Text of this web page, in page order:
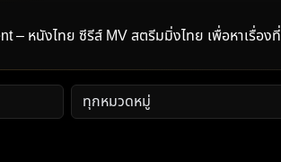
– หนังไทย ซีรีส์ MV สตรีมมิ่งไทย เพื่อหาเรื่อง